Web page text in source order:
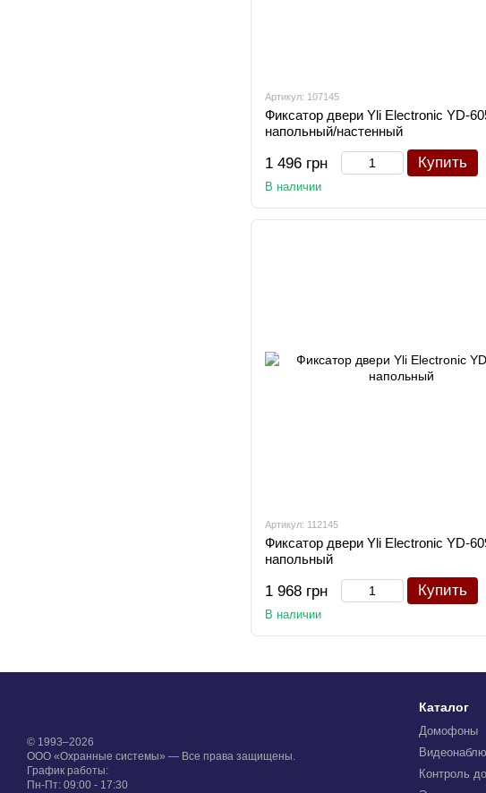
Артикул: 107145
Фиксатор двери Yli Electronic YD-
напольный/настенный
1 496 грн Купить
В наличии
Артикул: 112145
Фиксатор двери Yli Electronic YD-
напольный
1 968 грн Купить
В наличии
© 1993–2026
ООО «Охранные системы» — Все права защищены.
График работы:
Пн-Пт: 09:00 - 17:30
Каталог
Домофоны
Контроль